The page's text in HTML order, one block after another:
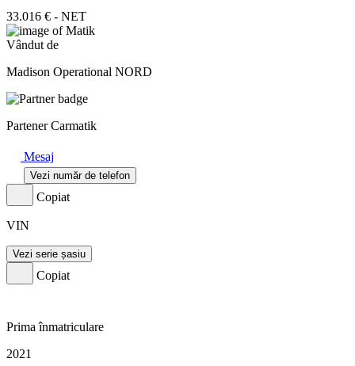
33.016 € - NET
Vândut de
Madison Operational NORD
Partener Carmatik
Mesaj
Vezi număr de telefon
Copiat
VIN
Vezi serie șasiu
Copiat
Prima înmatriculare
2021